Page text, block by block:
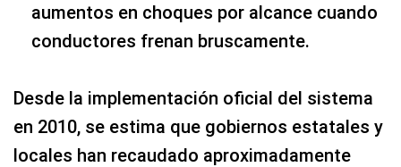
aumentos en choques por alcance cuando
conductores frenan bruscamente.
Desde la implementación oficial del sistema
en 2010, se estima que gobiernos estatales y
locales han recaudado aproximadamente